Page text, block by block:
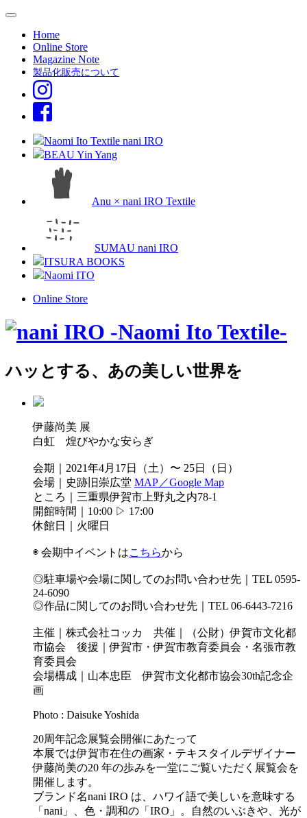
Home
Online Store
Magazine Note
製品化販売について
Naomi Ito Textile nani IRO
BEAU Yin Yang
Anu × nani IRO Textile
SUMAU nani IRO
ITSURA BOOKS
Naomi ITO
Online Store
ハッとする、あの美しい世界を
伊藤尚美 展
白虹 煌びやかな安らぎ
会期｜2021年4月17日（土）〜 25日（日）
会場｜史跡旧崇広堂 MAP／Google Map
ところ｜三重県伊賀市上野丸之内78-1
開館時間｜10:00 ▷ 17:00
休館日｜火曜日
◉ 会期中イベントはこちらから
◎駐車場や会場に関してのお問い合わせ先｜TEL 0595-
24-6090
◎作品に関してのお問い合わせ先｜TEL 06-6443-7216
主催｜株式会社コッカ 共催｜（公財）伊賀市文化都
市協会 後援｜伊賀市・伊賀市教育委員会・名張市教
育委員会
会場構成｜山本忠臣 伊賀市文化都市協会30th記念企
画
Photo : Daisuke Yoshida
20周年記念展覧会開催にあたって
本展では伊賀市在住の画家・テキスタイルデザイナー
伊藤尚美の20 年の歩みを一堂にご覧いただく展覧会を
開催します。
ブランド名nani IRO は、ハワイ語で美しいを意味する
「nani」、色・調和の「IRO」。自然のいぶきや、光が